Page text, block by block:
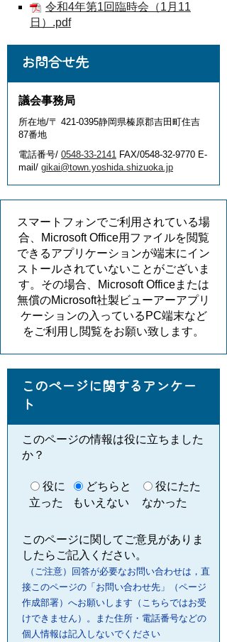
令和4年第1回臨時会（1月11
日）.pdf
お問合せ先
議会事務局
所在地/〒 421-0395静岡県榛原郡吉田町住吉
87番地
電話番号/ 0548-33-2141 FAX/0548-32-9770 E-
mail/ gikai@town.yoshida.shizuoka.jp
スマートフォンでご利用されている場
合、Microsoft Office用ファイルを閲覧
できるアプリケーションが端末にイン
ストールされていないことがございま
す。その場合、Microsoft Officeまたは
無償のMicrosoft社製ビューアーアプリ
ケーションの入っているPC端末など
をご利用し閲覧をお願い致します。
このページに関するアンケー
ト
このページの情報は役に立ちました
か？
役に
立った
どちらと
もいえない
役にたた
なかった
このページに関してご意見がありま
したらご記入ください。
（ご注意）回答が必要なお問い合わせは，直
接このページの「お問い合わせ先」（ページ
作成部署）へお願いします（こちらではお受
けできません）。また住所・電話番号などの
個人情報は記入しないでください